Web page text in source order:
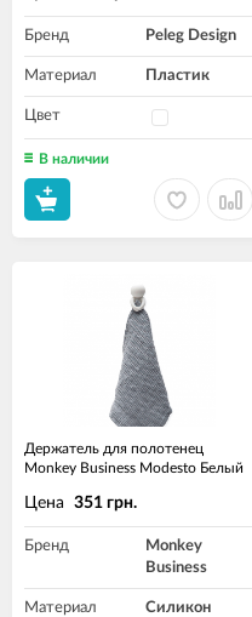
Бренд Peleg Design
Материал Пластик
Цвет
В наличии
Держатель для полотенец
Monkey Business Modesto Белый
Цена 351 грн.
Бренд
Monkey
Business
Материал Силикон